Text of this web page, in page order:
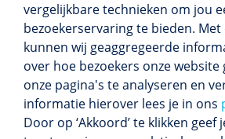
vergelijkbare technieken om jou
bezoekerservaring te bieden. Met
kunnen wij geaggregeerde
over hoe bezoekers onze website
onze pagina's te analyseren en
informatie hierover lees je in ons
Door op ‘Akkoord’ te klikken geef
Alle BIG-opleidingen
Cedeo-erkend en CRKBO-
Gemiddelde
Volg ons